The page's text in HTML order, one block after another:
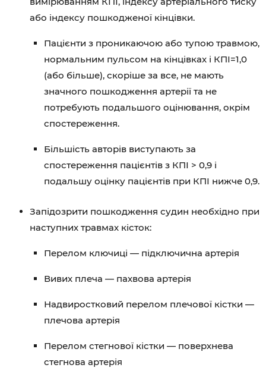
або індексу пошкодженої кінцівки.
Пацієнти з проникаючою або тупою травмою,
нормальним пульсом на кінцівках і КПІ=1,0
(або більше), скоріше за все, не мають
значного пошкодження артерії та не
потребують подальшого оцінювання, окрім
спостереження.
Більшість авторів виступають за
спостереження пацієнтів з КПІ > 0,9 і
подальшу оцінку пацієнтів при КПІ нижче 0,9.
Запідозрити пошкодження судин необхідно при
наступних травмах кісток:
Перелом ключиці — підключична артерія
Вивих плеча — пахвова артерія
Надвиростковий перелом плечової кістки —
плечова артерія
Перелом стегнової кістки — поверхнева
стегнова артерія